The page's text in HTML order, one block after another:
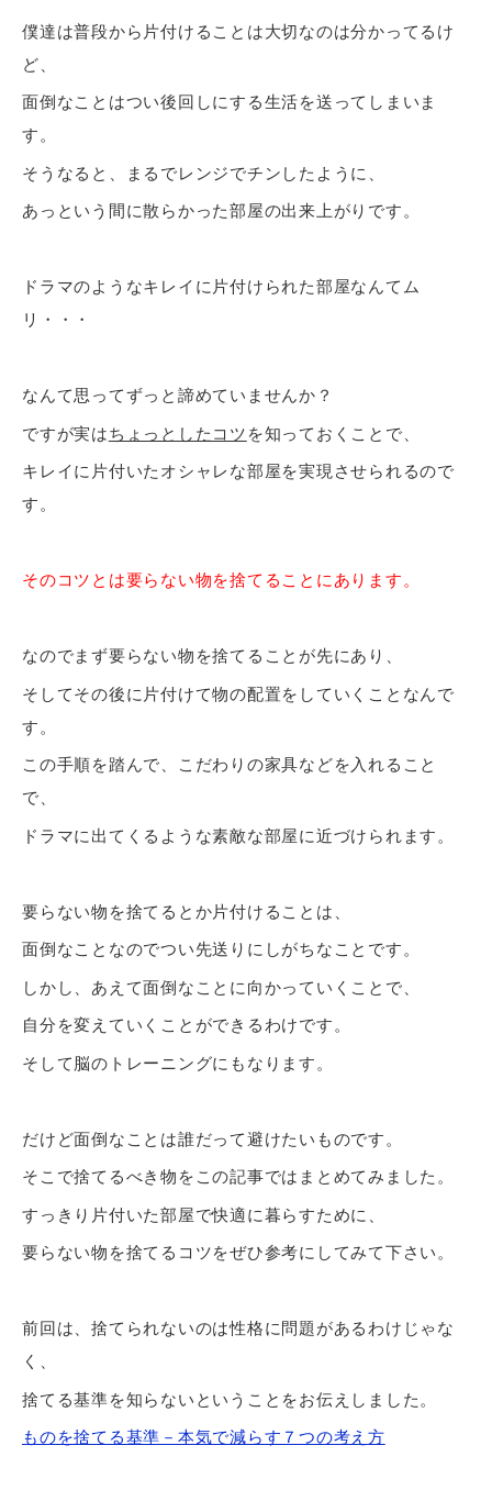
僕達は普段から片付けることは大切なのは分かってるけ
ど、
面倒なことはつい後回しにする生活を送ってしまいま
す。
そうなると、まるでレンジでチンしたように、
あっという間に散らかった部屋の出来上がりです。
ドラマのようなキレイに片付けられた部屋なんてム
リ・・・
なんて思ってずっと諦めていませんか？
ですが実はちょっとしたコツ を知っておくことで、
キレイに片付いたオシャレな部屋を実現させられるので
す。
そのコツとは要らない物を捨てることにあります。
なのでまず要らない物を捨てることが先にあり、
そしてその後に片付けて物の配置をしていくことなんで
す。
この手順を踏んで、こだわりの家具などを入れること
で、
ドラマに出てくるような素敵な部屋に近づけられます。
要らない物を捨てるとか片付けることは、
面倒なことなのでつい先送りにしがちなことです。
しかし、あえて面倒なことに向かっていくことで、
自分を変えていくことができるわけです。
そして脳のトレーニングにもなります。
だけど面倒なことは誰だって避けたいものです。
そこで捨てるべき物をこの記事ではまとめてみました。
すっきり片付いた部屋で快適に暮らすために、
要らない物を捨てるコツをぜひ参考にしてみて下さい。
前回は、捨てられないのは性格に問題があるわけじゃな
く、
捨てる基準を知らないということをお伝えしました。
ものを捨てる基準－本気で減らす７つの考え方